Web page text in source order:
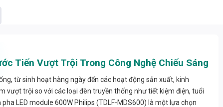
Tiến Vượt Trội Trong Công Nghệ Chiếu Sáng
từ sinh hoạt hàng ngày đến các hoạt động sản xuất, kinh
vượt trội so với các loại đèn truyền thống như tiết kiệm điện, tuổi
LED module 600W Philips (TDLF-MDS600) là một lựa chọn